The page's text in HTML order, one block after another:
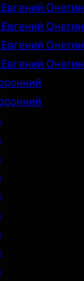
Онегин
Онегин
Онегин
Онегин